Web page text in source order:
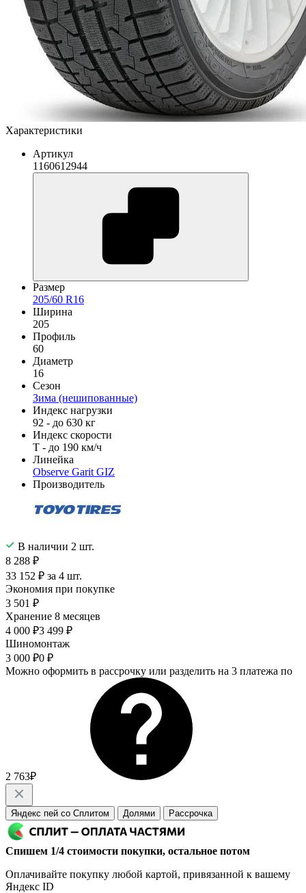
Характеристики
Артикул
1160612944
Размер
205/60 R16
Ширина
205
Профиль
60
Диаметр
16
Сезон
Зима (нешипованные)
Индекс нагрузки
92 - до 630 кг
Индекс скорости
T - до 190 км/ч
Линейка
Observe Garit GIZ
Производитель
В наличии 2 шт.
8 288 ₽
33 152 ₽ за 4 шт.
Экономия при покупке
3 501 ₽
Хранение 8 месяцев
4 000 ₽3 499 ₽
Шиномонтаж
3 000 ₽0 ₽
Можно оформить в рассрочку или разделить на 3 платежа по
2 763₽
Яндекс пей со Сплитом Долями Рассрочка
Спишем 1/4 стоимости покупки, остальное потом
Оплачивайте покупку любой картой, привязанной к вашему
Яндекс ID